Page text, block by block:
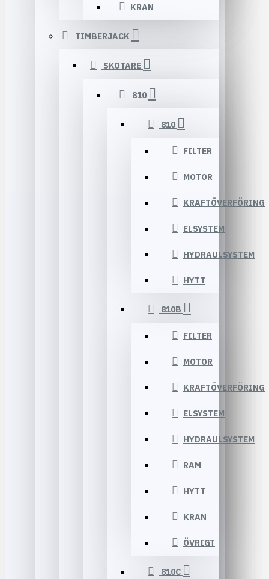
KRAN
TIMBERJACK
SKOTARE
810
810
FILTER
MOTOR
KRAFTÖVERFÖRING
ELSYSTEM
HYDRAULSYSTEM
HYTT
810B
FILTER
MOTOR
KRAFTÖVERFÖRING
ELSYSTEM
HYDRAULSYSTEM
RAM
HYTT
KRAN
ÖVRIGT
810C